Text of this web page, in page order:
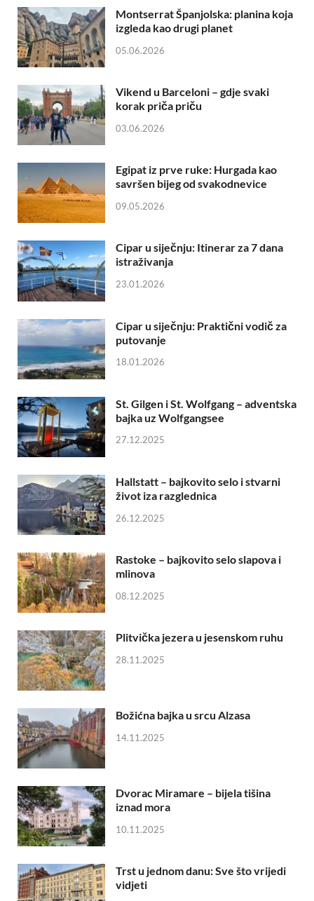
Montserrat Španjolska: planina koja
izgleda kao drugi planet
05.06.2026
Vikend u Barceloni – gdje svaki
korak priča priču
03.06.2026
Egipat iz prve ruke: Hurgada kao
savršen bijeg od svakodnevice
09.05.2026
Cipar u siječnju: Itinerar za 7 dana
istraživanja
23.01.2026
Cipar u siječnju: Praktični vodič za
putovanje
18.01.2026
St. Gilgen i St. Wolfgang – adventska
bajka uz Wolfgangsee
27.12.2025
Hallstatt – bajkovito selo i stvarni
život iza razglednica
26.12.2025
Rastoke – bajkovito selo slapova i
mlinova
08.12.2025
Plitvička jezera u jesenskom ruhu
28.11.2025
Božićna bajka u srcu Alzasa
14.11.2025
Dvorac Miramare – bijela tišina
iznad mora
10.11.2025
Trst u jednom danu: Sve što vrijedi
vidjeti